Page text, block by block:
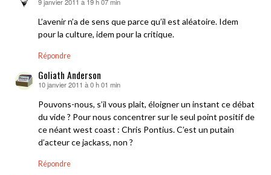
dit :
L’avenir n’a de sens que parce qu’il est aléatoire. Idem
pour la culture, idem pour la critique.
Répondre
Goliath Anderson
dit :
10 janvier 2011 à 0 h 01 min
Pouvons-nous, s’il vous plait, éloigner un instant ce débat
du vide ? Pour nous concentrer sur le seul point positif de
ce néant west coast : Chris Pontius. C’est un putain
d’acteur ce jackass, non ?
Répondre